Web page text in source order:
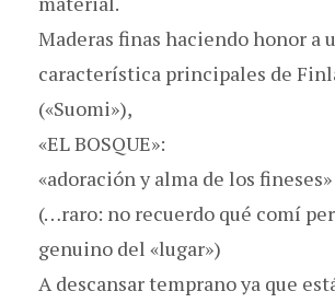
Maderas finas haciendo honor a
característica principales de
(«Suomi»),
«EL BOSQUE»:
«adoración y alma de los fineses»
(…raro: no recuerdo qué comí
genuino del «lugar»)
A descansar temprano ya que